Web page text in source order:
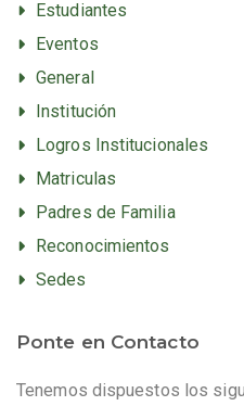
Estudiantes
Eventos
General
Institución
Logros Institucionales
Matriculas
Padres de Familia
Reconocimientos
Sedes
Ponte en Contacto
Tenemos dispuestos los